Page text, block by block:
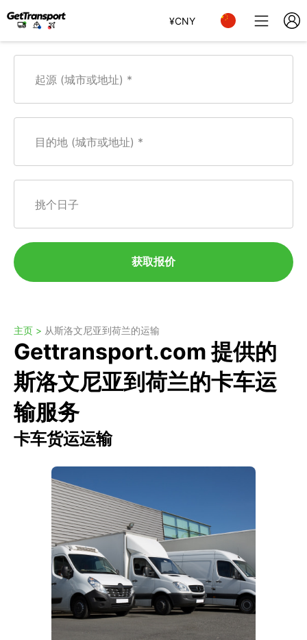
¥CNY
起源 (城市或地址)
目的地 (城市或地址)
挑个日子
获取报价
主页 > 从斯洛文尼亚到荷兰的运输
Gettransport.com 提供的
斯洛文尼亚到荷兰的卡车运
输服务
卡车货运运输